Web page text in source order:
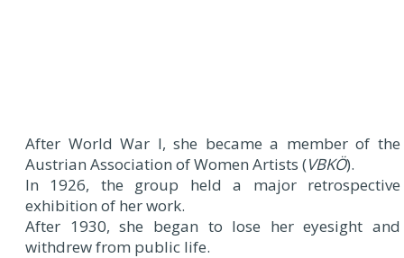
After World War I, she became a member of the
Austrian Association of Women Artists (VBKÖ).
In 1926, the group held a major retrospective
exhibition of her work.
After 1930, she began to lose her eyesight and
withdrew from public life.